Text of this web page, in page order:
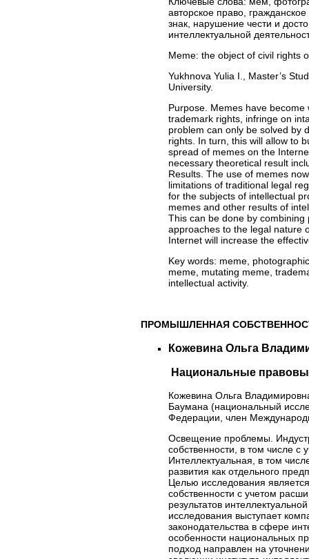
авторское право,
знак, нарушение чести и
интеллектуальной
Meme: the object of civil rights
Yukhnova Yulia I., Master’s
University.
Purpose. Memes have
trademark rights, infringe on
problem can only be solved by
rights. In turn, this will allow to
spread of memes on the
necessary theoretical result
Results. The use of memes
limitations of traditional legal
for the subjects of intellectual
memes and other results of
This can be done by combining
approaches to the legal nature
Internet will increase the
Key words: meme,
meme, mutating meme,
intellectual activity.
ПРОМЫШЛЕННАЯ
Кожевина Ольга
Национальные
Кожевина Ольга
Баумана (национальный
Федерации, член
Освещение проблемы.
собственности, в том числе с
Интеллектуальная, в том
развития как отдельного
Целью исследования
собственности с учетом
результатов
исследования выступает
законодательства в сфере
особенности национальных
подход направлен на